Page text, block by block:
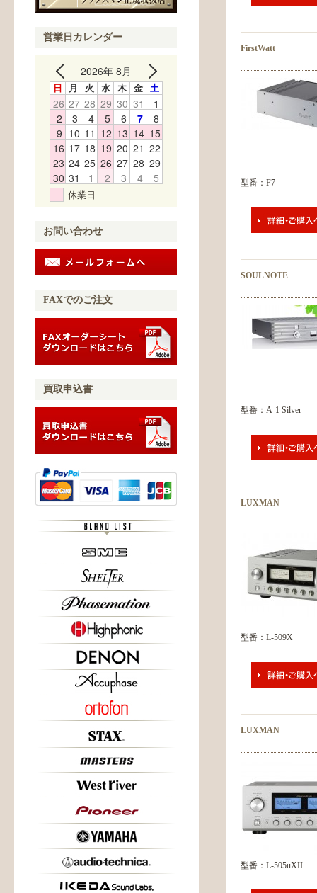
FirstWatt
型番：F7
SOULNOTE
型番：A-1 Silver
LUXMAN
型番：L-509X
LUXMAN
型番：L-505uXII
営業日カレンダー
2026年 8月
日 月 火 水 木 金 土
26 27 28 29 30 31
1
2
3 4 5 6 7
8
9 10 11 12 13 14 15
16 17 18 19 20 21 22
23 24 25 26 27 28 29
30 31 1 2 3 4 5
休業日
お問い合わせ
FAXでのご注文
買取申込書